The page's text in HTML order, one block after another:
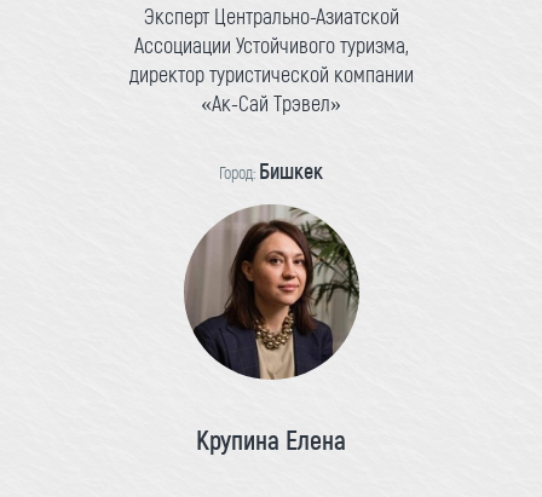
Эксперт Центрально-Азиатской
Ассоциации Устойчивого туризма,
директор туристической компании
«Ак-Сай Трэвел»
Город: Бишкек
Крупина Елена